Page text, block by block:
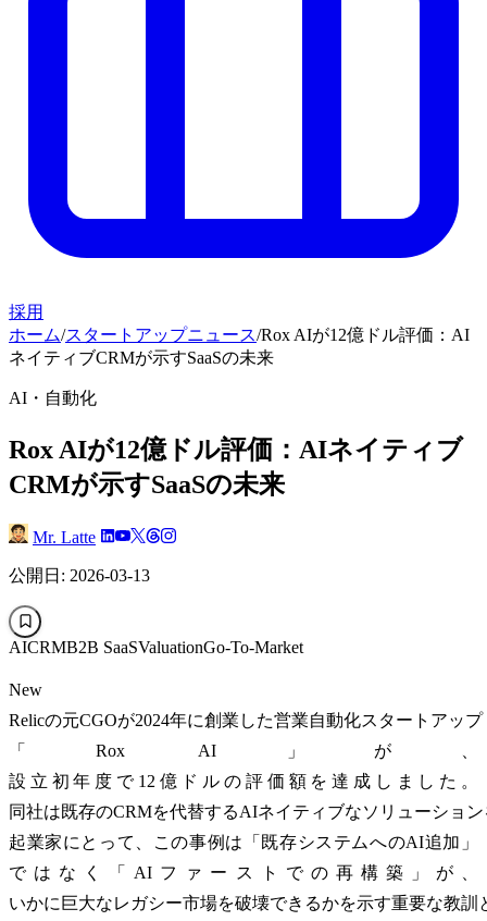
採用
ホーム/スタートアップニュース/Rox AIが12億ドル評価：AI
ネイティブCRMが示すSaaSの未来
AI・自動化
Rox AIが12億ドル評価：AIネイティブ
CRMが示すSaaSの未来
Mr. Latte
公開日: 2026-03-13
AICRMB2B SaaSValuationGo-To-Market
New
Relicの元CGOが2024年に創業した営業自動化スタートアップ
「Rox AI」が、
設立初年度で12億ドルの評価額を達成しました。
同社は既存のCRMを代替するAIネイティブなソリューショ
起業家にとって、この事例は「既存システムへのAI追加」
ではなく「AIファーストでの再構築」が、
いかに巨大なレガシー市場を破壊できるかを示す重要な教訓